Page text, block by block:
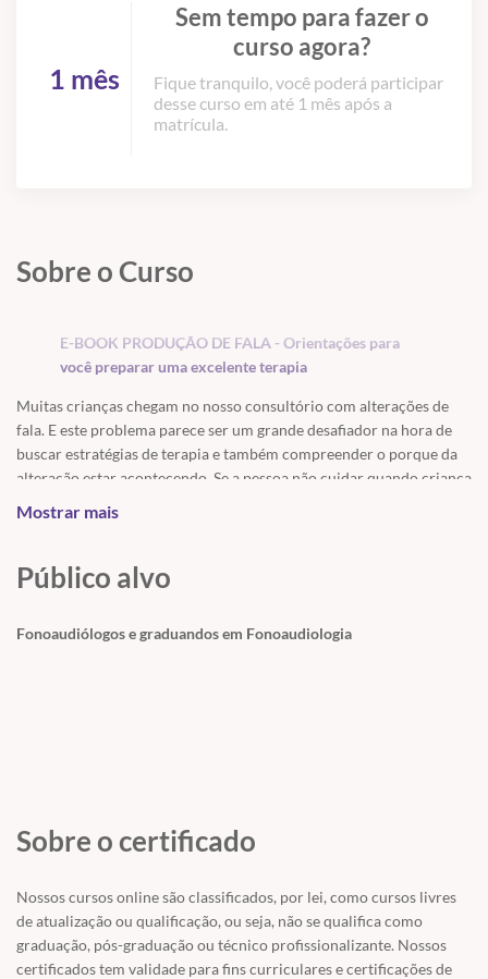
1 mês
Sem tempo para fazer o
curso agora?
Fique tranquilo, você poderá participar
desse curso em até 1 mês após a
matrícula.
Sobre o Curso
E-BOOK PRODUÇÃO DE FALA - Orientações para
você preparar uma excelente terapia
Muitas crianças chegam no nosso consultório com alterações de
fala. E este problema parece ser um grande desafiador na hora de
buscar estratégias de terapia e também compreender o porque da
alteração estar acontecendo. Se a pessoa não cuidar quando criança
funciona o processo de produção de fala, este e-book foi
Aqui você aprenderá sobre:
sempre que quiser se lembrar do assunto. E ainda melhor!
Não fique fora dessa! Este é o material certo para você aprender
mais sobre o tema.
Mostrar mais
Público alvo
Fonoaudiólogos e graduandos em Fonoaudiologia
Sobre o certificado
Nossos cursos online são classificados, por lei, como cursos livres
de atualização ou qualificação, ou seja, não se qualifica como
graduação, pós-graduação ou técnico profissionalizante. Nossos
certificados tem validade para fins curriculares e certificações de